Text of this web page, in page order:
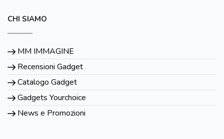
CHI SIAMO
MM IMMAGINE
Recensioni Gadget
Catalogo Gadget
Gadgets Yourchoice
News e Promozioni